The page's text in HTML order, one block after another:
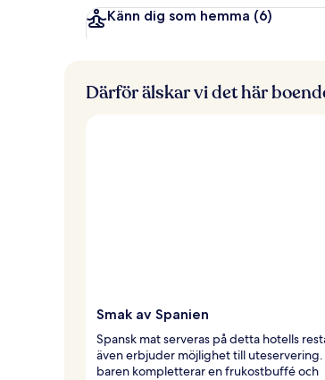
Känn dig som hemma (6)
Därför älskar vi det här
Smak av Spanien
Spansk mat serveras på detta hotells
även erbjuder möjlighet till
baren kompletterar en frukostbuffé och